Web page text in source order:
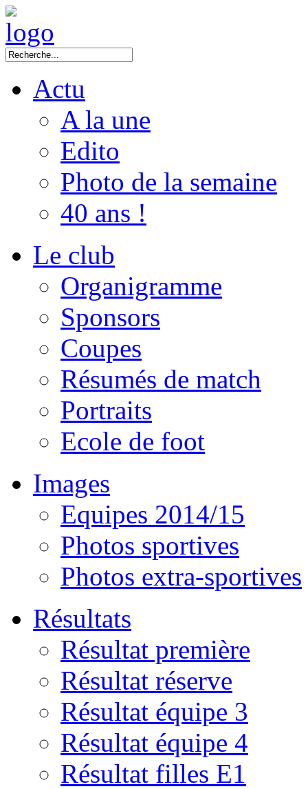
Actu
A la une
Edito
Photo de la semaine
40 ans !
Le club
Organigramme
Sponsors
Coupes
Résumés de match
Portraits
Ecole de foot
Images
Equipes 2014/15
Photos sportives
Photos extra-sportives
Résultats
Résultat première
Résultat réserve
Résultat équipe 3
Résultat équipe 4
Résultat filles E1